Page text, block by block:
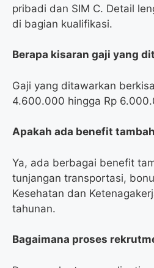
pribadi dan SIM C. Detail
di bagian kualifikasi.
Berapa kisaran gaji yang
Gaji yang ditawarkan
4.600.000 hingga Rp
Apakah ada benefit
Ya, ada berbagai benefit
tunjangan transportasi,
Kesehatan dan
tahunan.
Bagaimana proses